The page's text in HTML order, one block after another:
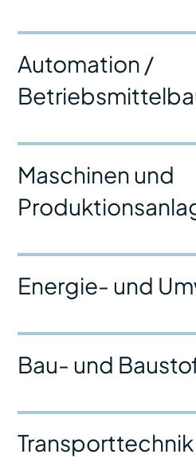
Automation /
Maschinen und
Energie- und
Bau- und
Transporttechnik